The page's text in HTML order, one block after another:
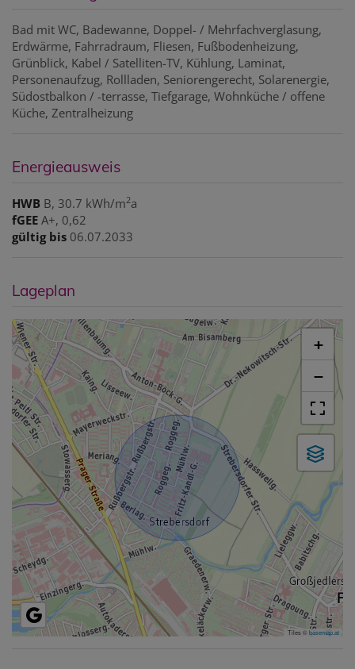
Bad mit WC Badewanne Doppel- / Mehrfachverglasung
Erdwärme Fahrradraum Fliesen Fußbodenheizung
Grünblick Kabel / Satelliten-TV Kühlung Laminat
Personenaufzug Rollladen Seniorengerecht Solarenergie
Südostbalkon / -terrasse Tiefgarage Wohnküche / offene
Küche Zentralheizung
Energieausweis
HWB B, 30.7 kWh/m2a
fGEE A+, 0,62
gültig bis 06.07.2033
Lageplan
+
−
Tiles ©basemap.at